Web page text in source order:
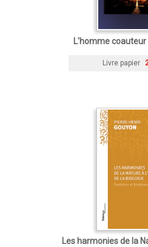
L'homme coauteur
Livre papier
Les harmonies de la